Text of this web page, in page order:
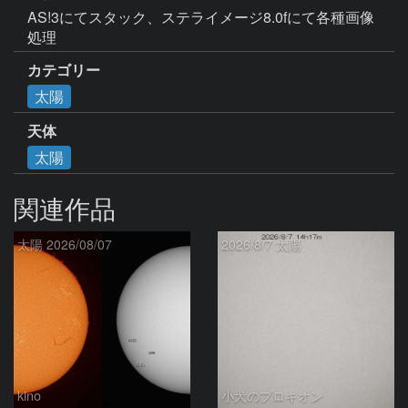
AS!3にてスタック、ステライメージ8.0fにて各種画像
処理
カテゴリー
太陽
天体
太陽
関連作品
太陽 2026/08/07
kino
2026/8/7 太陽
小犬のプロキオン